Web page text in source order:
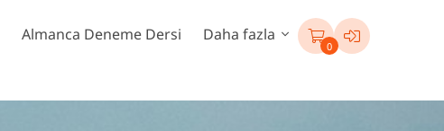
Almanca Deneme Dersi Daha fazla
0